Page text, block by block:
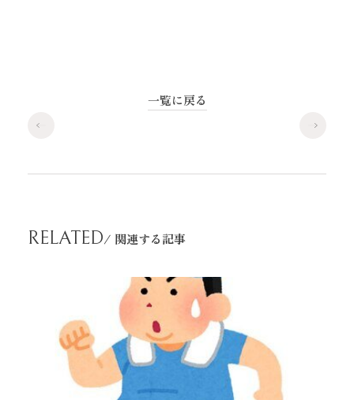
一覧に戻る
RELATED/ 関連する記事